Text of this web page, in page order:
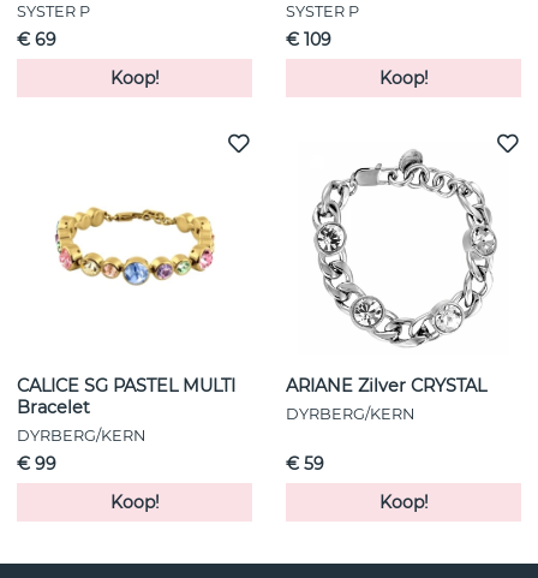
SYSTER P
€ 69
Koop!
SYSTER P
€ 109
Koop!
CALICE SG PASTEL MULTI
Bracelet
DYRBERG/KERN
€ 99
Koop!
ARIANE Zilver CRYSTAL
DYRBERG/KERN
€ 59
Koop!